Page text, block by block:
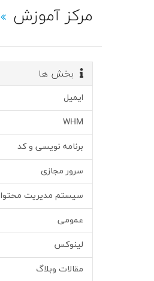
مرکز آموزش
بخش ها
ایمیل
WHM
برنامه نویسی و کد
سرور مجازی
سیستم مدیریت محتوا
عمومی
لینوکس
مقالات وبلاگ